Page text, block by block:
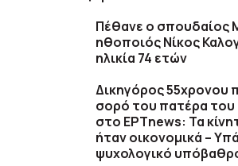
Πέθανε ο σπουδαίος
ηθοποιός Νίκος
ηλικία 74 ετών
Δικηγόρος 55χρονου
σορό του πατέρα του
στο ΕΡΤnews: Τα
ήταν οικονομικά –
ψυχολογικό